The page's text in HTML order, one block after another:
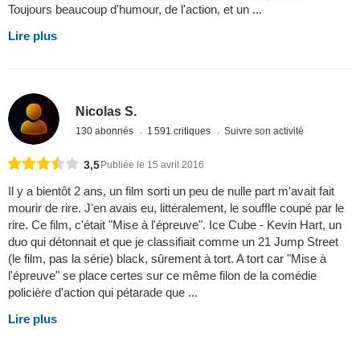
Toujours beaucoup d'humour, de l'action, et un ...
Lire plus
Nicolas S.
130 abonnés 1 591 critiques Suivre son activité
3,5 Publiée le 15 avril 2016
Il y a bientôt 2 ans, un film sorti un peu de nulle part m'avait fait
mourir de rire. J'en avais eu, littéralement, le souffle coupé par le
rire. Ce film, c'était "Mise à l'épreuve". Ice Cube - Kevin Hart, un
duo qui détonnait et que je classifiait comme un 21 Jump Street
(le film, pas la série) black, sûrement à tort. A tort car "Mise à
l'épreuve" se place certes sur ce même filon de la comédie
policière d'action qui pétarade que ...
Lire plus